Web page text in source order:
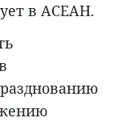
в АСЕАН.